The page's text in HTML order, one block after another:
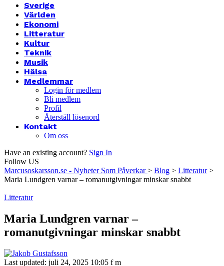
Sverige
Världen
Ekonomi
Litteratur
Kultur
Teknik
Musik
Hälsa
Medlemmar
Login för medlem
Bli medlem
Profil
Återställ lösenord
Kontakt
Om oss
Have an existing account? Sign In
Follow US
Marcusoskarsson.se - Nyheter Som Påverkar> Blog > Litteratur>
Maria Lundgren varnar – romanutgivningar minskar snabbt
Litteratur
Maria Lundgren varnar –
romanutgivningar minskar snabbt
Last updated: juli 24, 2025 10:05 f m